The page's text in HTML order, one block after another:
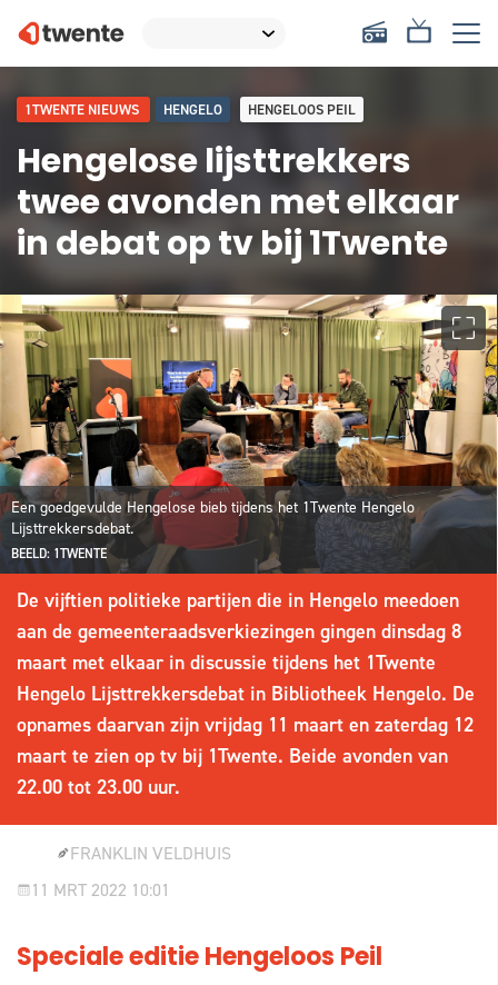
1TWENTE NIEUWS HENGELO HENGELOOS PEIL
Hengelose lijsttrekkers
twee avonden met elkaar
in debat op tv bij 1Twente
Een goedgevulde Hengelose bieb tijdens het 1Twente Hengelo
Lijsttrekkersdebat.
BEELD: 1TWENTE
De vijftien politieke partijen die in Hengelo meedoen
aan de gemeenteraadsverkiezingen gingen dinsdag 8
maart met elkaar in discussie tijdens het 1Twente
Hengelo Lijsttrekkersdebat in Bibliotheek Hengelo. De
opnames daarvan zijn vrijdag 11 maart en zaterdag 12
maart te zien op tv bij 1Twente. Beide avonden van
22.00 tot 23.00 uur.
FRANKLIN VELDHUIS
11 MRT 2022 10:01
Speciale editie Hengeloos Peil